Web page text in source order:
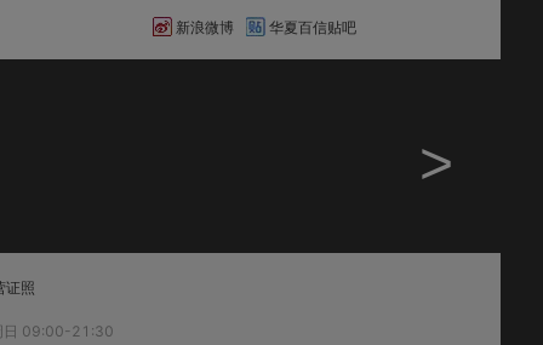
新浪微博 华夏百信贴吧
>
证照
日 09:00-21:30